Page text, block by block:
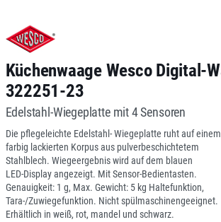
Küchenwaage Wesco Digital-
322251-23
Edelstahl-Wiegeplatte mit 4 Sensoren
Die pflegeleichte Edelstahl- Wiegeplatte ruht auf einem
farbig lackierten Korpus aus pulverbeschichtetem
Stahlblech. Wiegeergebnis wird auf dem blauen
LED-Display angezeigt. Mit Sensor-Bedientasten.
Genauigkeit: 1 g, Max. Gewicht: 5 kg Haltefunktion,
Tara-/Zuwiegefunktion. Nicht spülmaschinengeeignet.
Erhältlich in weiß, rot, mandel und schwarz.